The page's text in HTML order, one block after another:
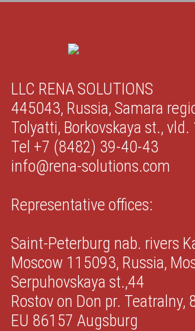
LLC RENA SOLUTIONS
445043, Russia, Samara
Tolyatti, Borkovskaya st., vld.
Tel +7 (8482) 39-40-43
info@rena-solutions.com
Representative offices:
Saint-Peterburg nab. rivers
Moscow 115093, Russia,
Serpuhovskaya st.,44
Rostov on Don pr. Teatralny,
EU 86157 Augsburg